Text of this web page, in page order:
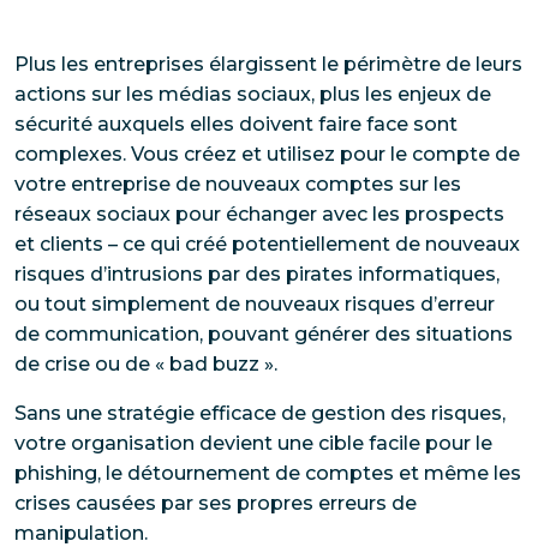
Plus les entreprises élargissent le périmètre de leurs
actions sur les médias sociaux, plus les enjeux de
sécurité auxquels elles doivent faire face sont
complexes. Vous créez et utilisez pour le compte de
votre entreprise de nouveaux comptes sur les
réseaux sociaux pour échanger avec les prospects
et clients – ce qui créé potentiellement de nouveaux
risques d’intrusions par des pirates informatiques,
ou tout simplement de nouveaux risques d’erreur
de communication, pouvant générer des situations
de crise ou de « bad buzz ».
Sans une stratégie efficace de gestion des risques,
votre organisation devient une cible facile pour le
phishing, le détournement de comptes et même les
crises causées par ses propres erreurs de
manipulation.